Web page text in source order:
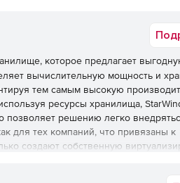
которое предлагает
вычислительную мощность и
тем самым высокую
ресурсы хранилища,
позволяет решению легко
для тех компаний, что привязаны к
создают собственную